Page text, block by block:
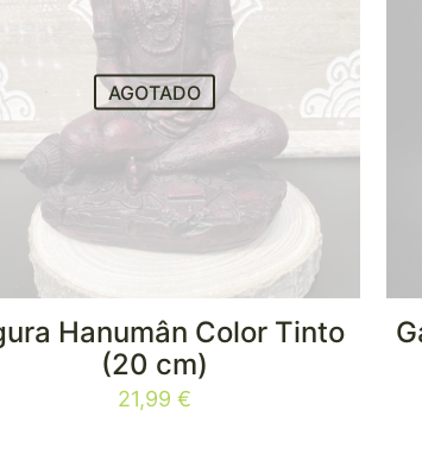
AGOTADO
Hanumân Color Tinto
(20 cm)
21,99€